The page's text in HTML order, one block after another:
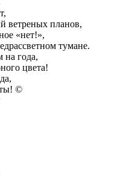
ветреных планов,
«нет!»,
тумане.
на года,
цвета!
©